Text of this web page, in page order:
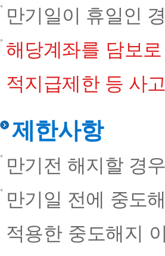
만기일이 휴일인
해당계좌를 담보
적지급제한 등 사
제한사항
만기전 해지할 경
만기일 전에 중도
적용한 중도해지